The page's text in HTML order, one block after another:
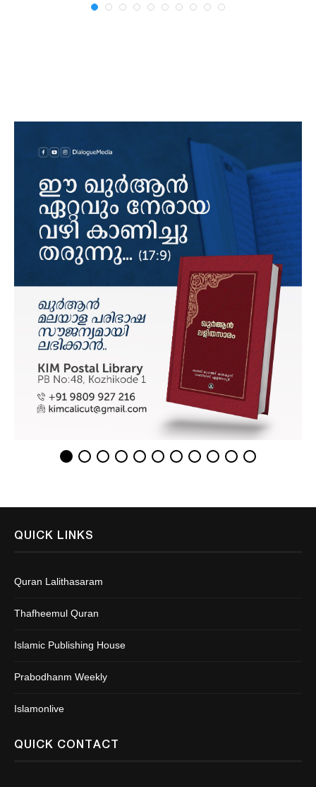
QUICK LINKS
Quran Lalithasaram
Thafheemul Quran
Islamic Publishing House
Prabodhanm Weekly
Islamonlive
QUICK CONTACT